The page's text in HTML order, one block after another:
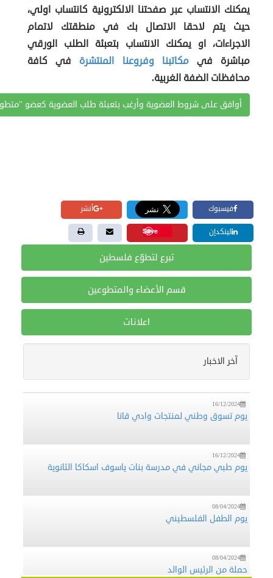
يمكنك الانتساب عبر صفحتنا الالكترونية كانتساب اولي،
حيث يتم لاحقا الاتصال بك في منطقتك لاتمام
الاجراءات، او يمكنك الانتساب بتعبئة الطلب الورقي
مباشرة فيمكاتبنا وفروعنا المنتشرةفي كافة
محافظات الضفة الغربية.
أوافق على شروط العضوية وأرغب بتعبئة طلب العضوية كعضو "متطوع"
فيسبوك أنشر
لينكدإن
تبرع لتطوّع فلسطين
قسم الأعضاء والمتطوعين
اعلانات
آخر الاخبار
منظمة تطوع تشارك في فعالية تطوعية لقطف الزيتون (فزعة)
16/12/2024
يوم تسوق وطني لمنتجات وادي قانا
16/12/2024
يوم طبي مجاني في مدرسة بنات ياسوف اسكاكا الثانوية
08/04/2024
يوم الطفل الفلسطيني
08/04/2024
حملة من الرئيس الوالد